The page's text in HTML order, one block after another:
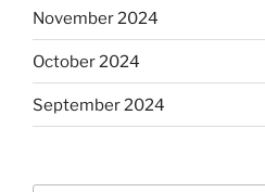
November 2024
October 2024
September 2024